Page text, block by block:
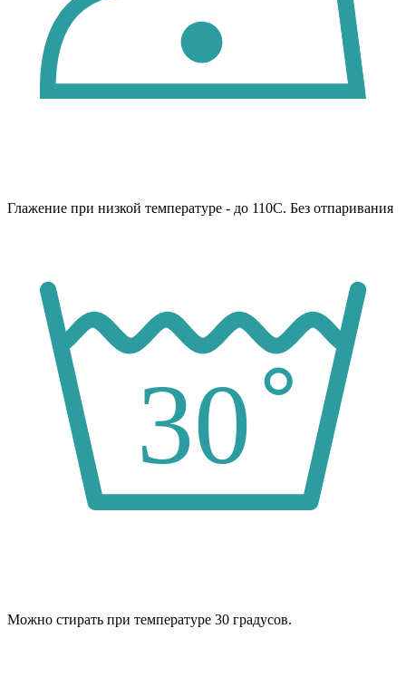
Глажение при низкой температуре - до 110С. Без отпаривания
Можно стирать при температуре 30 градусов.